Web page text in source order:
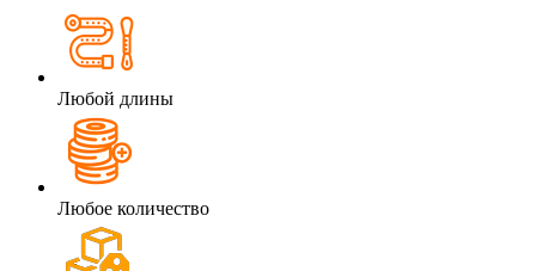
Любой длины
Любое количество